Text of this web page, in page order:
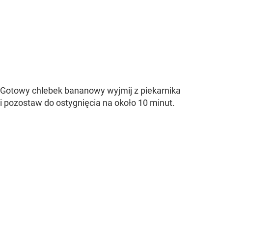
Gotowy chlebek bananowy wyjmij z piekarnika
i pozostaw do ostygnięcia na około 10 minut.